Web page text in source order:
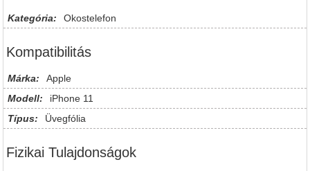
Kategória: Okostelefon
Kompatibilitás
Márka:
Apple
Modell:
iPhone 11
Típus:
Üvegfólia
Fizikai Tulajdonságok